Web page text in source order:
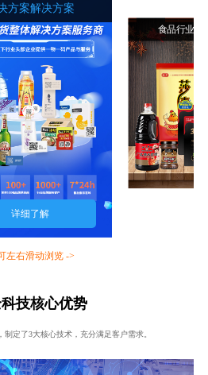
方案解决方案
详细了解
食品行业解
左右滑动浏览 ->
技核心优势
定了3大核心技术，充分满足客户需求。